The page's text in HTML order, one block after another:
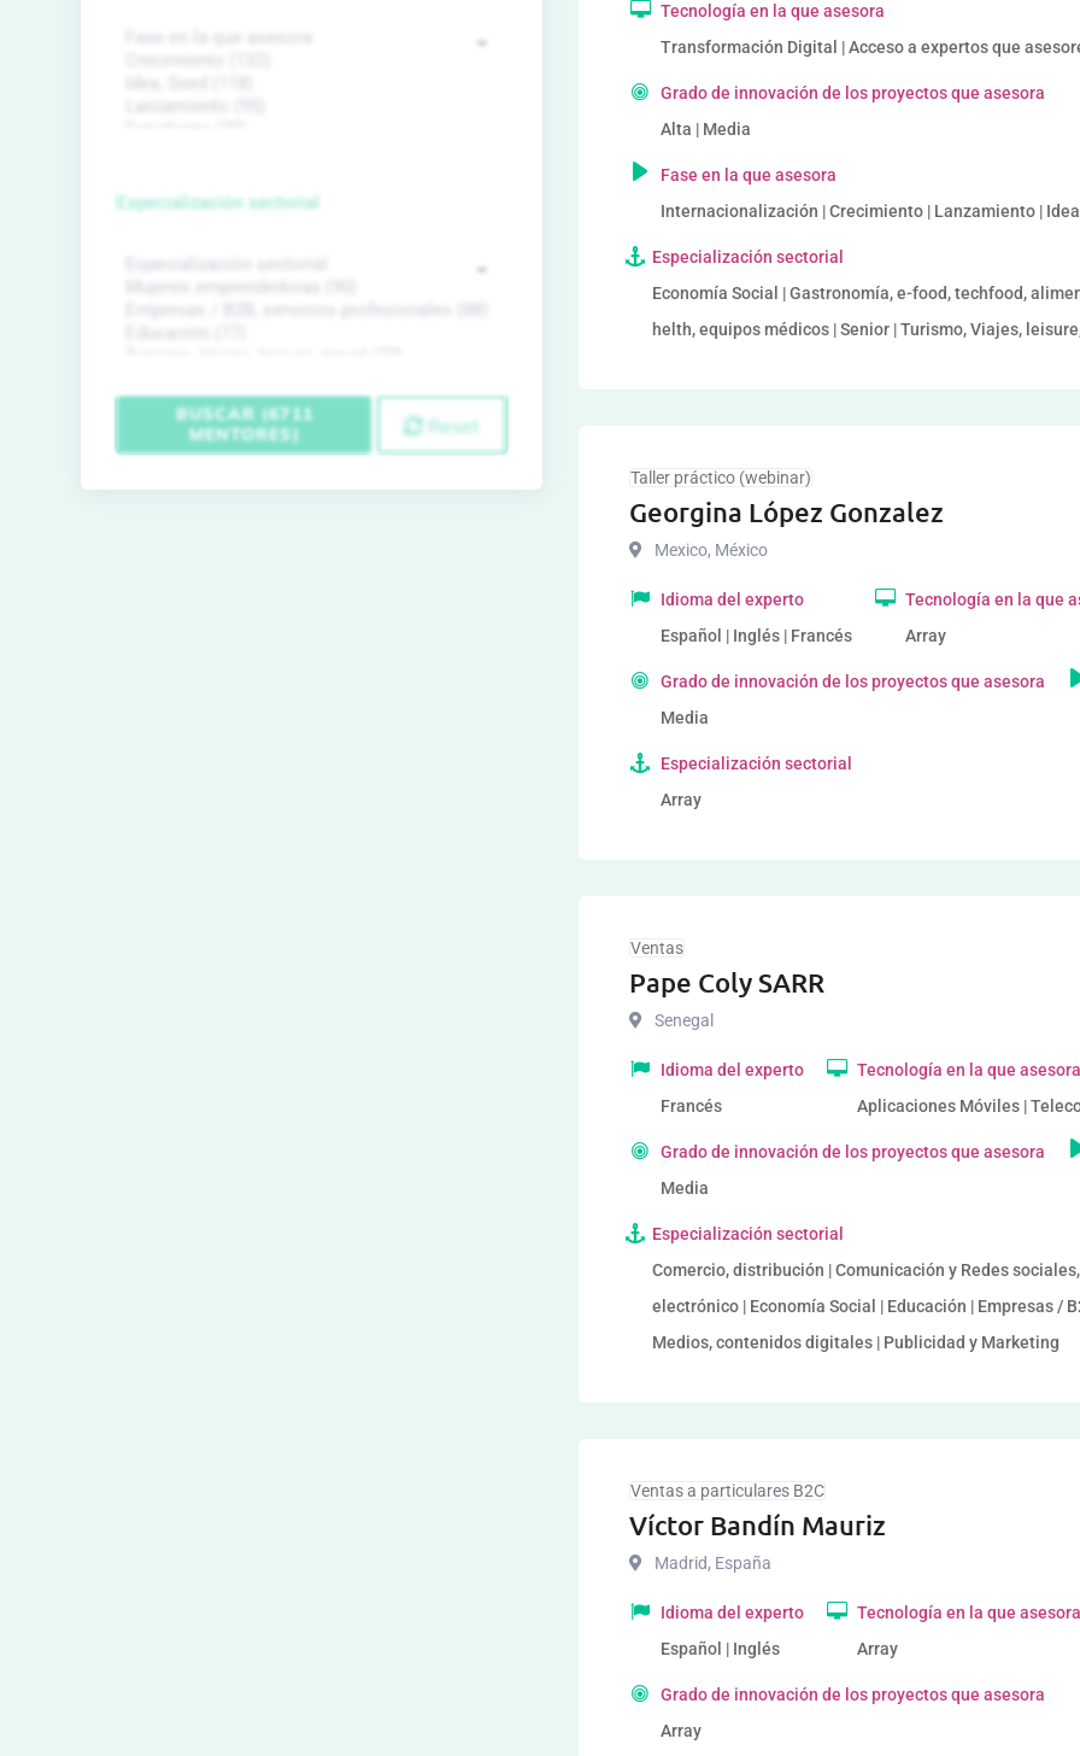
Tecnología en la que asesora
Transformación Digital | Acceso a expertos que
Grado de innovación de los proyectos que asesora
Alta | Media
Fase en la que asesora
Internacionalización | Crecimiento | Lanzamiento |
Especialización sectorial
Economía Social | Gastronomía, e-food, techfood,
helth, equipos médicos | Senior | Turismo, Viajes,
Taller práctico (webinar)
Georgina López Gonzalez
Mexico, México
Idioma del experto
Español | Inglés | Francés
Tecnología en la que
Array
Grado de innovación de los proyectos que asesora
Media
Especialización sectorial
Array
Ventas
Pape Coly SARR
Senegal
Idioma del experto
Francés
Tecnología en la que asesora
Aplicaciones Móviles |
Grado de innovación de los proyectos que asesora
Media
Especialización sectorial
Comercio, distribución | Comunicación y Redes
electrónico | Economía Social | Educación | Empresas /
Medios, contenidos digitales | Publicidad y Marketing
Ventas a particulares B2C
Víctor Bandín Mauriz
Madrid, España
Idioma del experto
Español | Inglés
Tecnología en la que asesora
Array
Grado de innovación de los proyectos que asesora
Array
Especialización sectorial
BUSCAR (6711
MENTORES)
Reset